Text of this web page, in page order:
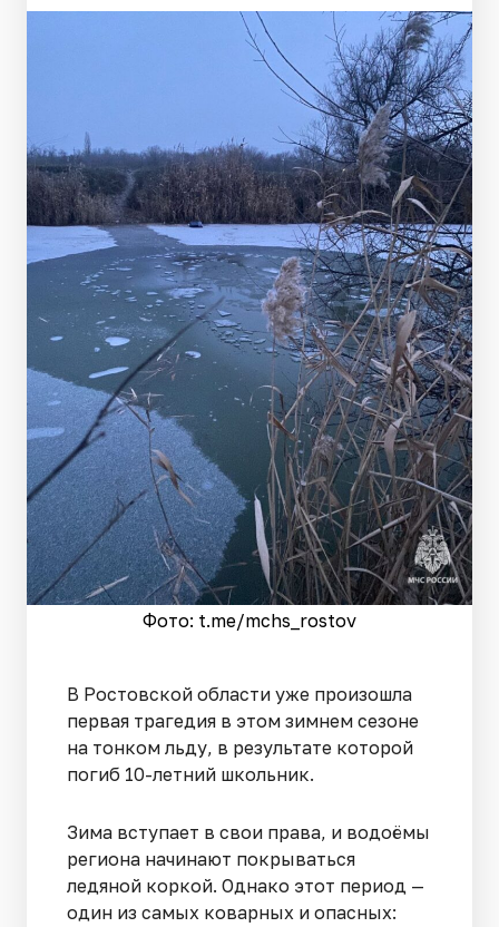
Фото: t.me/mchs_rostov
В Ростовской области уже произошла
первая трагедия в этом зимнем сезоне
на тонком льду, в результате которой
погиб 10-летний школьник.
Зима вступает в свои права, и водоёмы
региона начинают покрываться
ледяной коркой. Однако этот период —
один из самых коварных и опасных: